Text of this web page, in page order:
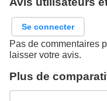
Se connecter
Pas de commentaires
laisser votre avis.
Plus de